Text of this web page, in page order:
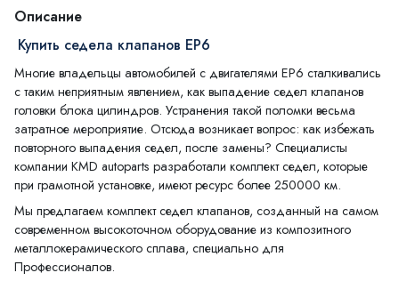
Описание
Купить седела клапанов EP6
Многие владельцы автомобилей с двигателями EP6 сталкивались
с таким неприятным явлением, как выпадение седел клапанов
головки блока цилиндров. Устранения такой поломки весьма
затратное мероприятие. Отсюда возникает вопрос: как избежать
повторного выпадения седел, после замены? Специалисты
компании KMD autoparts разработали комплект седел, которые
при грамотной установке, имеют ресурс более 250000 км.
Мы предлагаем комплект седел клапанов, созданный на самом
современном высокоточном оборудование из композитного
металлокерамического сплава, специально для
Профессионалов.